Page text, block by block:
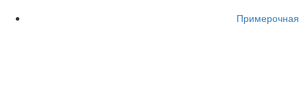
Примерочная